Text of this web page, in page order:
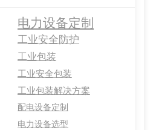
电力设备定制
工业安全防护
工业包装
工业安全包装
工业包装解决方案
配电设备定制
电力设备选型